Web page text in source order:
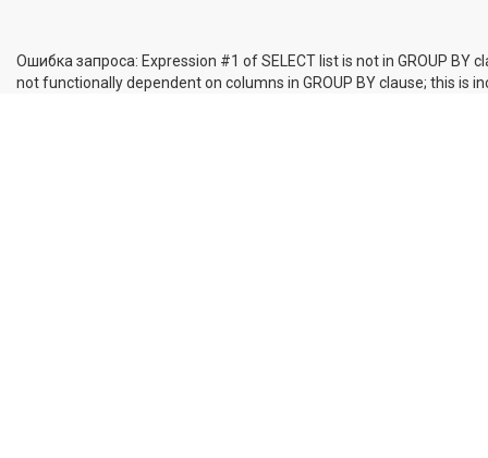
Ошибка запроса: Expression #1 of SELECT list is not in GROUP
not functionally dependent on columns in GROUP BY clause; this is